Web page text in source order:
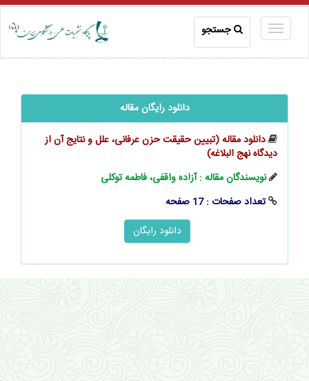
جستجو
دانلود رایگان مقاله
دانلود مقاله (تبیین حقیقت حزن عرفانی، علل و نتایج آن از
دیدگاه نهج البلاغه)
نویسندگان مقاله : آزاده واقفى، فاطمه توکلی
تعداد صفحات : 17 صفحه